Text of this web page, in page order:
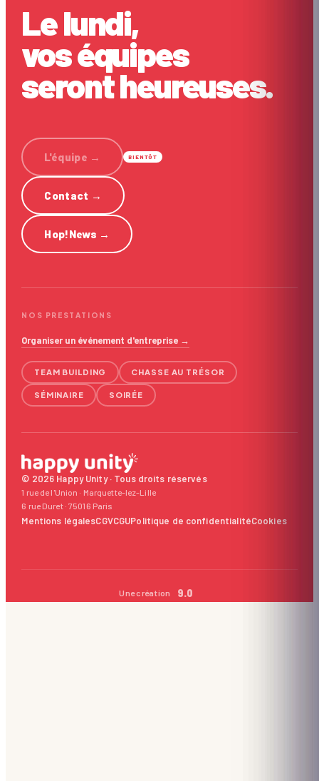
Le lundi,
vos équipes
seront heureuses.
L'équipe → BIENTÔT
Contact →
Hop!News →
NOS PRESTATIONS
Organiser un événement d'entreprise →
TEAM BUILDING CHASSE AU TRÉSOR
SÉMINAIRE SOIRÉE
© 2026 Happy Unity · Tous droits réservés
1 rue de l'Union · Marquette-lez-Lille
6 rue Duret · 75016 Paris
Mentions légalesCGVCGUPolitique de confidentialitéCookies
Une création 9.0